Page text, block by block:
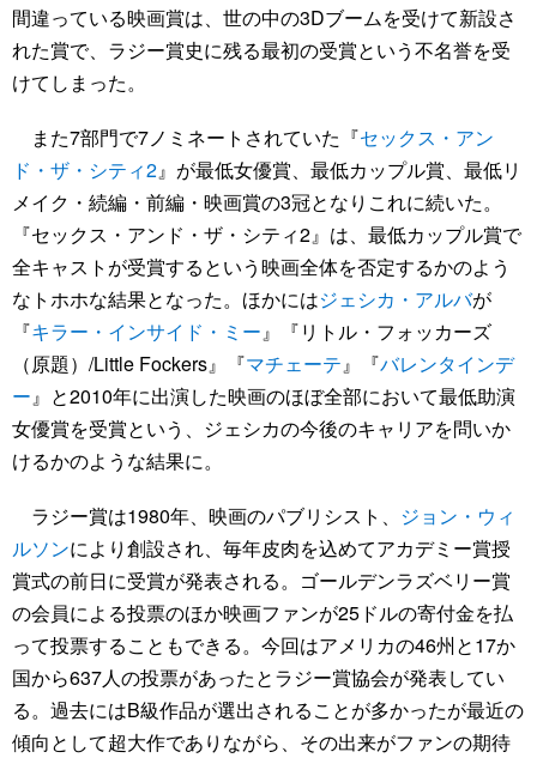
間違っている映画賞は、世の中の3Dブームを受けて新設さ
れた賞で、ラジー賞史に残る最初の受賞という不名誉を受
けてしまった。
また7部門で7ノミネートされていた『セックス・アン
ド・ザ・シティ2』が最低女優賞、最低カップル賞、最低リ
メイク・続編・前編・映画賞の3冠となりこれに続いた。
『セックス・アンド・ザ・シティ2』は、最低カップル賞で
全キャストが受賞するという映画全体を否定するかのよう
なトホホな結果となった。ほかにはジェシカ・アルバが
『キラー・インサイド・ミー』『リトル・フォッカーズ
（原題）/Little Fockers』『マチェーテ』『バレンタインデ
ー』と2010年に出演した映画のほぼ全部において最低助演
女優賞を受賞という、ジェシカの今後のキャリアを問いか
けるかのような結果に。
ラジー賞は1980年、映画のパブリシスト、 ジョン・ウィ
ルソンにより創設され、毎年皮肉を込めてアカデミー賞授
賞式の前日に受賞が発表される。ゴールデンラズベリー賞
の会員による投票のほか映画ファンが25ドルの寄付金を払
って投票することもできる。今回はアメリカの46州と17か
国から637人の投票があったとラジー賞協会が発表してい
る。過去にはB級作品が選出されることが多かったが最近の
傾向として超大作でありながら、その出来がファンの期待